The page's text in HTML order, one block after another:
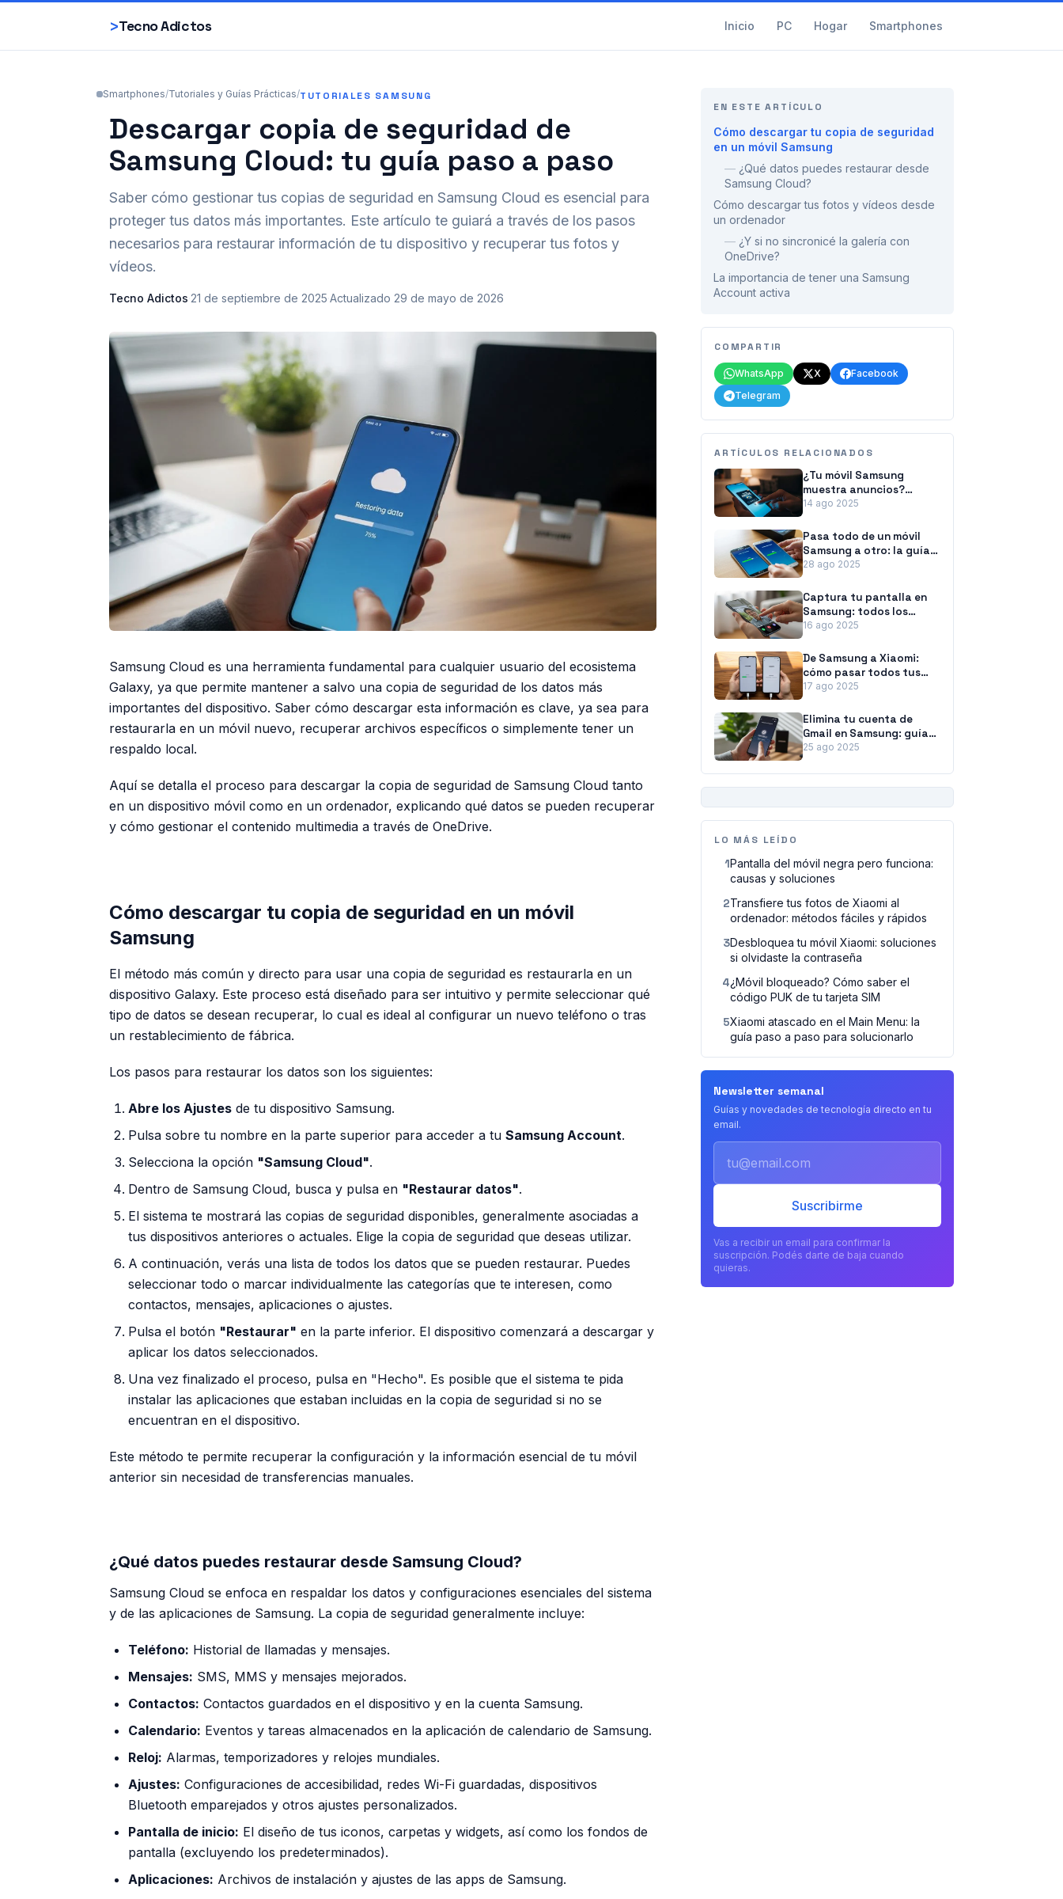
>Tecno Adictos Inicio PC Hogar Smartphones
Smartphones/Tutoriales y Guías Prácticas/TUTORIALES SAMSUNG
Descargar copia de seguridad de
Samsung Cloud: tu guía paso a paso
Saber cómo gestionar tus copias de seguridad en Samsung Cloud es esencial para
proteger tus datos más importantes. Este artículo te guiará a través de los pasos
necesarios para restaurar información de tu dispositivo y recuperar tus fotos y
vídeos.
Tecno Adictos·21 de septiembre de 2025·Actualizado 29 de mayo de 2026
Samsung Cloud es una herramienta fundamental para cualquier usuario del ecosistema
Galaxy, ya que permite mantener a salvo una copia de seguridad de los datos más
importantes del dispositivo. Saber cómo descargar esta información es clave, ya sea para
restaurarla en un móvil nuevo, recuperar archivos específicos o simplemente tener un
respaldo local.
Aquí se detalla el proceso para descargar la copia de seguridad de Samsung Cloud tanto
en un dispositivo móvil como en un ordenador, explicando qué datos se pueden recuperar
y cómo gestionar el contenido multimedia a través de OneDrive.
Cómo descargar tu copia de seguridad en un móvil
Samsung
El método más común y directo para usar una copia de seguridad es restaurarla en un
dispositivo Galaxy. Este proceso está diseñado para ser intuitivo y permite seleccionar qué
tipo de datos se desean recuperar, lo cual es ideal al configurar un nuevo teléfono o tras
un restablecimiento de fábrica.
Los pasos para restaurar los datos son los siguientes:
Abre los Ajustes de tu dispositivo Samsung.
Pulsa sobre tu nombre en la parte superior para acceder a tu Samsung Account.
Selecciona la opción "Samsung Cloud".
Dentro de Samsung Cloud, busca y pulsa en "Restaurar datos".
El sistema te mostrará las copias de seguridad disponibles, generalmente asociadas a
tus dispositivos anteriores o actuales. Elige la copia de seguridad que deseas utilizar.
A continuación, verás una lista de todos los datos que se pueden restaurar. Puedes
seleccionar todo o marcar individualmente las categorías que te interesen, como
contactos, mensajes, aplicaciones o ajustes.
Pulsa el botón "Restaurar" en la parte inferior. El dispositivo comenzará a descargar y
aplicar los datos seleccionados.
Una vez finalizado el proceso, pulsa en "Hecho". Es posible que el sistema te pida
instalar las aplicaciones que estaban incluidas en la copia de seguridad si no se
encuentran en el dispositivo.
Este método te permite recuperar la configuración y la información esencial de tu móvil
anterior sin necesidad de transferencias manuales.
¿Qué datos puedes restaurar desde Samsung Cloud?
Samsung Cloud se enfoca en respaldar los datos y configuraciones esenciales del sistema
y de las aplicaciones de Samsung. La copia de seguridad generalmente incluye:
Teléfono: Historial de llamadas y mensajes.
Mensajes: SMS, MMS y mensajes mejorados.
Contactos: Contactos guardados en el dispositivo y en la cuenta Samsung.
Calendario: Eventos y tareas almacenados en la aplicación de calendario de Samsung.
Reloj: Alarmas, temporizadores y relojes mundiales.
Ajustes: Configuraciones de accesibilidad, redes Wi-Fi guardadas, dispositivos
Bluetooth emparejados y otros ajustes personalizados.
Pantalla de inicio: El diseño de tus iconos, carpetas y widgets, así como los fondos de
pantalla (excluyendo los predeterminados).
Aplicaciones: Archivos de instalación y ajustes de las apps de Samsung.
EN ESTE ARTÍCULO
Cómo descargar tu copia de seguridad
en un móvil Samsung
— ¿Qué datos puedes restaurar desde
Samsung Cloud?
Cómo descargar tus fotos y vídeos desde
un ordenador
— ¿Y si no sincronicé la galería con
OneDrive?
La importancia de tener una Samsung
Account activa
COMPARTIR
WhatsApp X
Facebook
Telegram
ARTÍCULOS RELACIONADOS
¿Tu móvil Samsung
muestra anuncios?
Aprende a eliminarlos
14 ago 2025
Pasa todo de un móvil
Samsung a otro: la guía
para no perder nada
28 ago 2025
Captura tu pantalla en
Samsung: todos los
métodos a tu alcance
16 ago 2025
De Samsung a Xiaomi:
cómo pasar todos tus
datos sin esfuerzo
17 ago 2025
Elimina tu cuenta de
Gmail en Samsung: guía
para desvincularla sin
25 ago 2025
LO MÁS LEÍDO
1Pantalla del móvil negra pero funciona:
causas y soluciones
2Transfiere tus fotos de Xiaomi al
ordenador: métodos fáciles y rápidos
3Desbloquea tu móvil Xiaomi: soluciones
si olvidaste la contraseña
4¿Móvil bloqueado? Cómo saber el
código PUK de tu tarjeta SIM
5Xiaomi atascado en el Main Menu: la
guía paso a paso para solucionarlo
Newsletter semanal
Guías y novedades de tecnología directo en tu
email.
Suscribirme
Vas a recibir un email para confirmar la
suscripción. Podés darte de baja cuando
quieras.